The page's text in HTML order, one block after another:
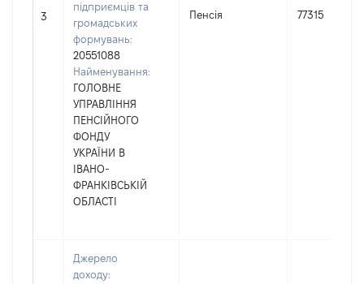
3
підприємців та
громадських
формувань:
20551088
Найменування:
ГОЛОВНЕ
УПРАВЛІННЯ
ПЕНСІЙНОГО
ФОНДУ
УКРАЇНИ В
ІВАНО-
ФРАНКІВСЬКІЙ
ОБЛАСТІ
Пенсія 77315
Джерело
доходу: